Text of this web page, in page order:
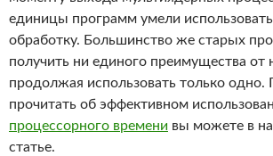
единицы программ умели
обработку. Большинство же старых
получить ни единого преимущества от
продолжая использовать только одно.
прочитать об эффективном
процессорного времени вы можете в
статье.